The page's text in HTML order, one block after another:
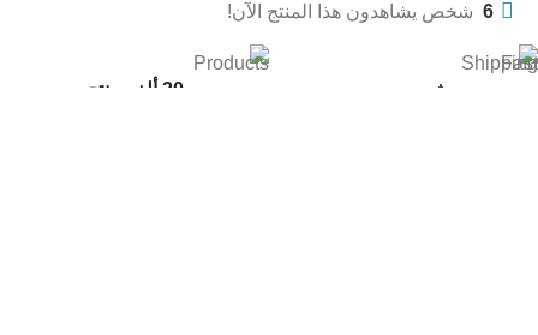
6 شخص يشاهدون هذا المنتج الآن!
شحن سريع 20 ألف منتج